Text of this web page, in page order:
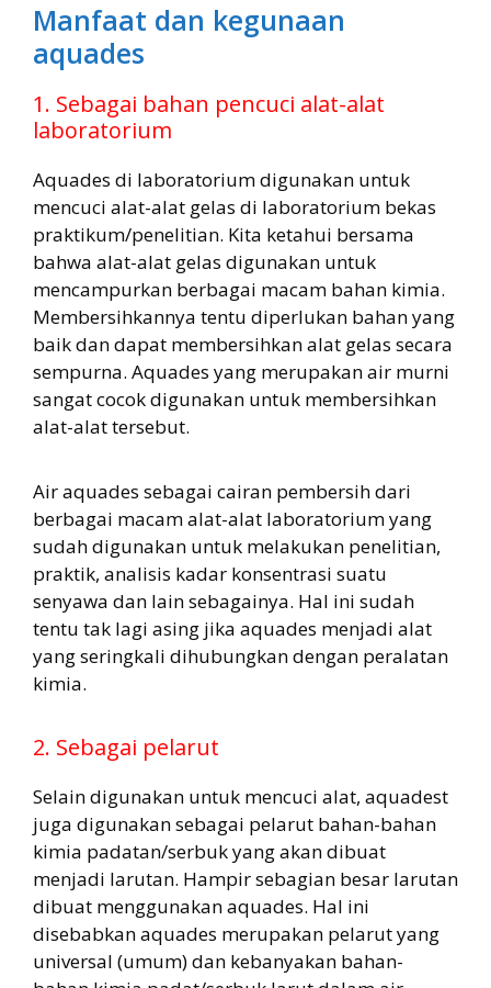
Manfaat dan kegunaan
aquades
1. Sebagai bahan pencuci alat-alat
laboratorium
Aquades di laboratorium digunakan untuk
mencuci alat-alat gelas di laboratorium bekas
praktikum/penelitian. Kita ketahui bersama
bahwa alat-alat gelas digunakan untuk
mencampurkan berbagai macam bahan kimia.
Membersihkannya tentu diperlukan bahan yang
baik dan dapat membersihkan alat gelas secara
sempurna. Aquades yang merupakan air murni
sangat cocok digunakan untuk membersihkan
alat-alat tersebut.
Air aquades sebagai cairan pembersih dari
berbagai macam alat-alat laboratorium yang
sudah digunakan untuk melakukan penelitian,
praktik, analisis kadar konsentrasi suatu
senyawa dan lain sebagainya. Hal ini sudah
tentu tak lagi asing jika aquades menjadi alat
yang seringkali dihubungkan dengan peralatan
kimia.
2. Sebagai pelarut
Selain digunakan untuk mencuci alat, aquadest
juga digunakan sebagai pelarut bahan-bahan
kimia padatan/serbuk yang akan dibuat
menjadi larutan. Hampir sebagian besar larutan
dibuat menggunakan aquades. Hal ini
disebabkan aquades merupakan pelarut yang
universal (umum) dan kebanyakan bahan-